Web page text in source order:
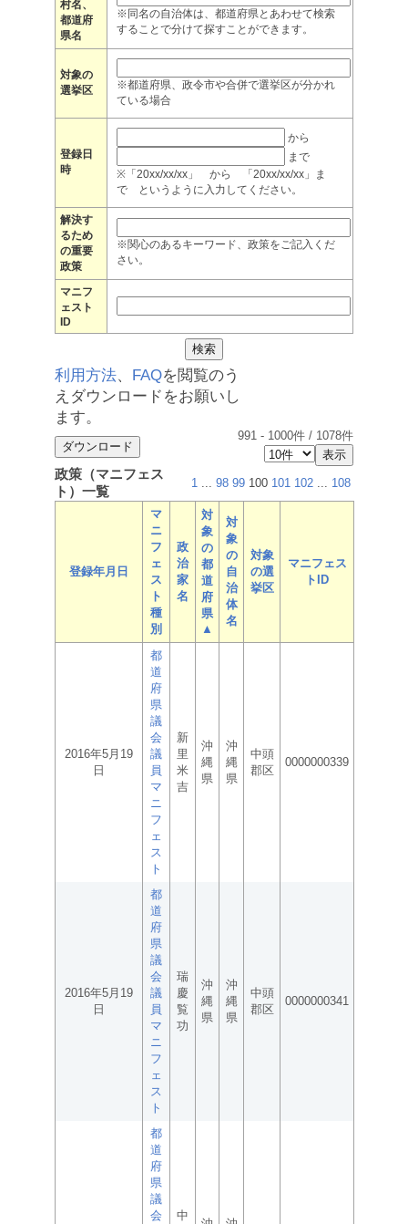
村名、
都道府
県名
※同名の自治体は、都道府県とあわせて検索
することで分けて探すことができます。
対象の
選挙区
※都道府県、政令市や合併で選挙区が分かれ
ている場合
登録日
時
から
まで
※「20xx/xx/xx」 から 「20xx/xx/xx」ま
で というように入力してください。
解決す
るため
の重要
政策
※関心のあるキーワード、政策をご記入くだ
さい。
マニフ
ェスト
ID
利用方法、 FAQを閲覧のう
えダウンロードをお願いし
ます。
991 - 1000件 / 1078件
政策（マニフェス
ト）一覧
1 ... 98 99 100 101 102 ... 108
登録年月日
マ
ニ
フ
ェ
ス
ト
種
別
政
治
家
名
対
象
の
都
道
府
県
▲
対
象
の
自
治
体
名
対象
の選
挙区
マニフェス
トID
2016年5月19
日
都
道
府
県
議
会
議
員
マ
ニ
フ
ェ
ス
ト
新
里
米
吉
沖
縄
県
沖
縄
県
中頭
郡区
0000000339
2016年5月19
日
都
道
府
県
議
会
議
員
マ
ニ
フ
ェ
ス
ト
瑞
慶
覧
功
沖
縄
県
沖
縄
県
中頭
郡区
0000000341
都
道
府
県
議
会
中